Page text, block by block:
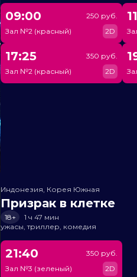
09:00
Зал №2 (красный)
250 руб.
2D
17:25
Зал №2 (красный)
350 руб.
2D
Индонезия, Корея Южная
Призрак в клетке
18+
1 ч 47 мин
ужасы, триллер, комедия
21:40
Зал №3 (зеленый)
350 руб.
2D